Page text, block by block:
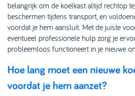
belangrijk om de koelkast altijd rechtop
beschermen tijdens transport, en
voordat je hem aansluit. Met de juiste
eventueel professionele hulp zorg je
probleemloos functioneert in je nieuwe
Hoe lang moet een nieuwe
voordat je hem aanzet?